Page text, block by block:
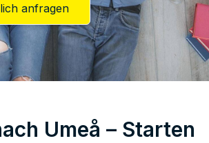
anfragen
Umeå – Starten